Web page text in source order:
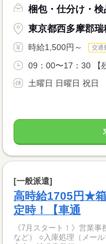
梱包・仕分け・検
東京都西多摩郡
時給1,500円～ 交通
09：00〜17：30 【
土曜日 日曜日 祝日
[一般派遣]
高時給1705円★
定時！【車通
《7月スタート！》営業
など） ○入庫処理（メー